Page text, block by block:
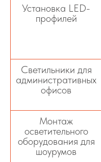
Установка LED-
профилей
Светильники для
административных
офисов
Монтаж
осветительного
оборудования для
шоурумов